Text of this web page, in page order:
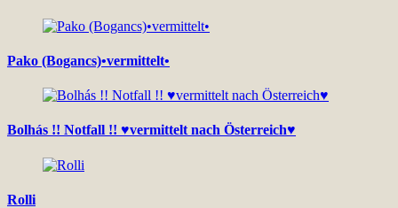
Pako (Bogancs)•vermittelt•
Bolhás !! Notfall !! ♥vermittelt nach Österreich♥
Rolli